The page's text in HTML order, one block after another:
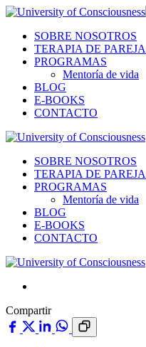
SOBRE NOSOTROS
TERAPIA DE
PROGRAMAS
Mentoría de vida
BLOG
E-BOOKS
CONTACTO
SOBRE NOSOTROS
TERAPIA DE
PROGRAMAS
Mentoría de vida
BLOG
E-BOOKS
CONTACTO
Compartir